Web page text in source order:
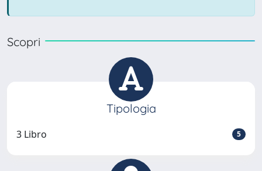
Scopri
Tipologia
3 Libro 5